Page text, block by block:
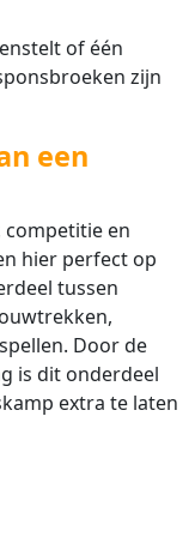
of één
zijn
een
competitie en
hier perfect op
tussen
Door de
is dit onderdeel
extra te laten